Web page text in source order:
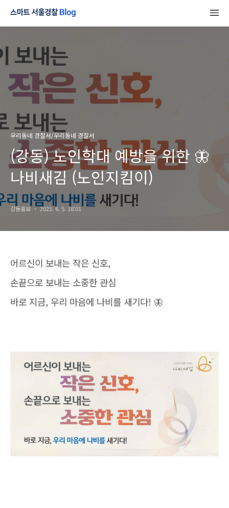
우리동네 경찰서/우리동네 경찰서
(강동) 노인학대 예방을 위한 🦋
나비새김 (노인지킴이)
강동홍보 2023. 6. 5. 18:01
어르신이 보내는 작은 신호,
손끝으로 보내는 소중한 관심
바로 지금, 우리 마음에 나비를 새기다! 🦋